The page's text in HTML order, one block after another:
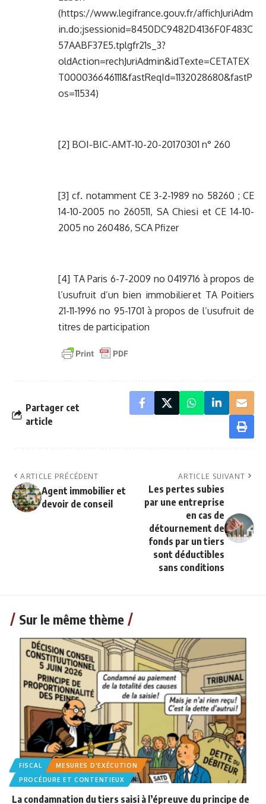
(https://www.legifrance.gouv.fr/affichJuriAdm
in.do;jsessionid=8450DC9482D4136F0F483C
57AABF37E5.tplgfr21s_3?
oldAction=rechJuriAdmin&idTexte=CETATEX
T000036646111&fastReqId=1132028680&fastP
os=11534)
[2] BOI-BIC-AMT-10-20-20170301 n° 260
[3] cf. notamment CE 3-2-1989 no 58260 ; CE
14-10-2005 no 260511, SA Chiesi et CE 14-10-
2005 no 260486, SCA Pfizer
[4] TA Paris 6-7-2009 no 0419716 à propos de
l’usufruit d’un bien immobilier et TA Poitiers
21-11-1996 no 95-1701 à propos de l’usufruit de
titres de participation
Partager cet
article
ARTICLE PRÉCÉDENT
Agent immobilier et
devoir de conseil
ARTICLE SUIVANT
Les pertes subies
par une entreprise
en cas de
détournement de
fonds par un tiers
sont déductibles
sans conditions
Sur le même thème
FISCAL
MESURES D'EXÉCUTION
PROCÉDURE ET CONTENTIEUX
La condamnation du tiers saisi à l’épreuve du principe de